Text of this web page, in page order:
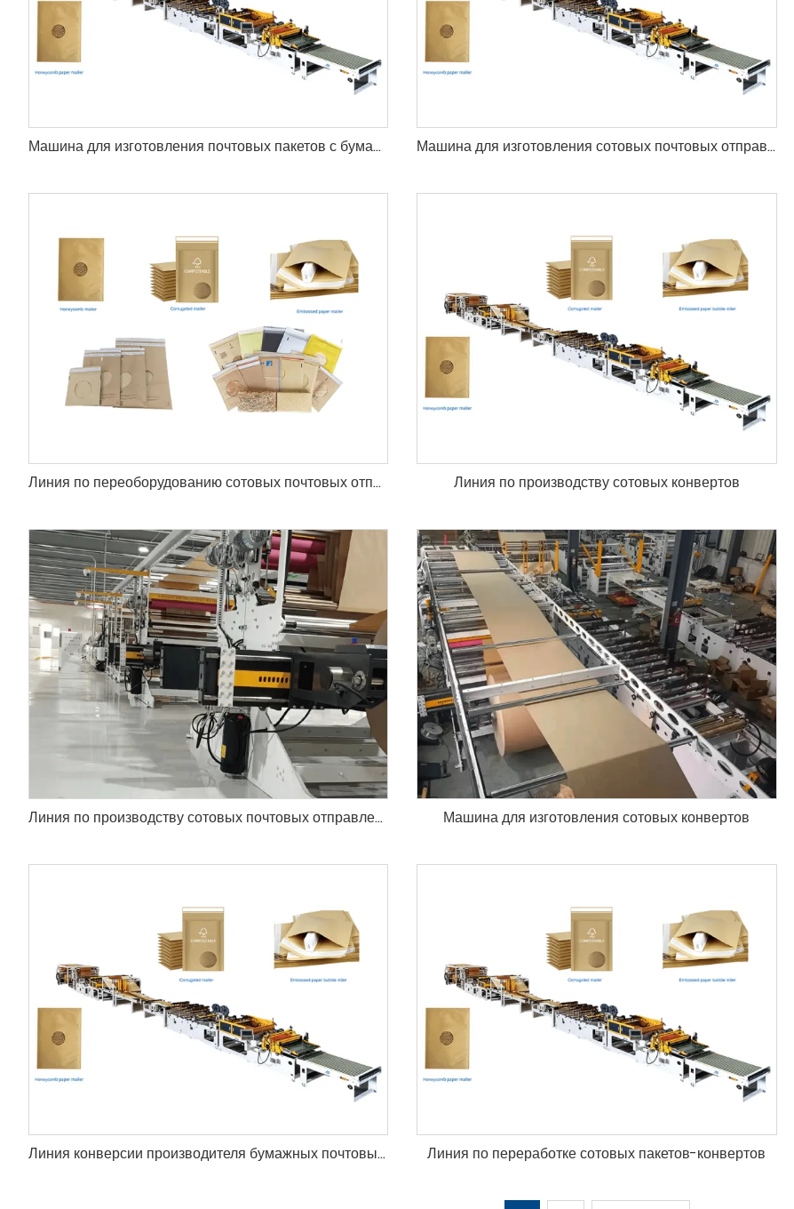
Машина для изготовления почтовых пакетов с бумажной подкладкой Машина для изготовления сотовых почтовых отправлений
Линия по переоборудованию сотовых почтовых отправлений Линия по производству сотовых конвертов
Линия по производству сотовых почтовых отправлений Машина для изготовления сотовых конвертов
Линия конверсии производителя бумажных почтовых пакетов Амазонка Линия по переработке сотовых пакетов-конвертов